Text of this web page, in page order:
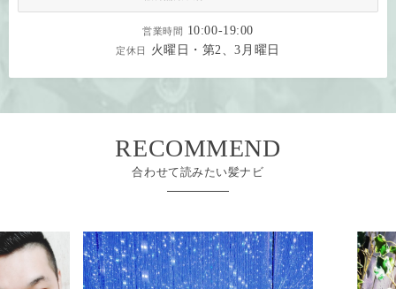
営業時間 10:00-19:00
定休日 火曜日・第2、3月曜日
RECOMMEND
合わせて読みたい髪ナビ